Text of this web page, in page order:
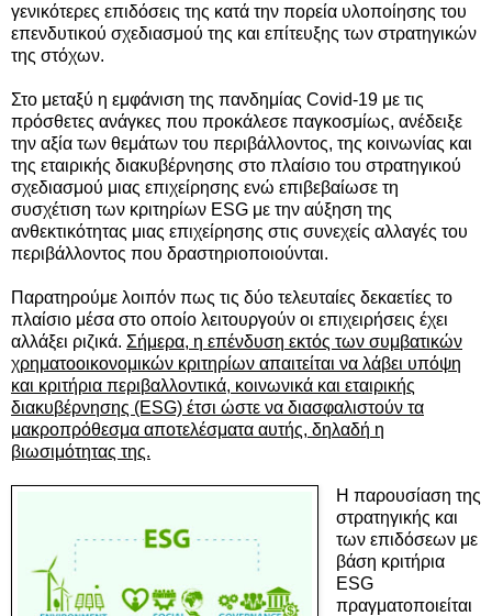
γενικότερες επιδόσεις της κατά την πορεία υλοποίησης του
επενδυτικού σχεδιασμού της και επίτευξης των στρατηγικών
της στόχων.
Στο μεταξύ η εμφάνιση της πανδημίας Covid-19 με τις
πρόσθετες ανάγκες που προκάλεσε παγκοσμίως, ανέδειξε
την αξία των θεμάτων του περιβάλλοντος, της κοινωνίας και
της εταιρικής διακυβέρνησης στο πλαίσιο του στρατηγικού
σχεδιασμού μιας επιχείρησης ενώ επιβεβαίωσε τη
συσχέτιση των κριτηρίων ESG με την αύξηση της
ανθεκτικότητας μιας επιχείρησης στις συνεχείς αλλαγές του
περιβάλλοντος που δραστηριοποιούνται.
Παρατηρούμε λοιπόν πως τις δύο τελευταίες δεκαετίες το
πλαίσιο μέσα στο οποίο λειτουργούν οι επιχειρήσεις έχει
αλλάξει ριζικά. Σήμερα, η επένδυση εκτός των συμβατικών
χρηματοοικονομικών κριτηρίων απαιτείται να λάβει υπόψη
και κριτήρια περιβαλλοντικά, κοινωνικά και εταιρικής
διακυβέρνησης (ESG) έτσι ώστε να διασφαλιστούν τα
μακροπρόθεσμα αποτελέσματα αυτής, δηλαδή η
βιωσιμότητας της.
Η παρουσίαση της
στρατηγικής και
των επιδόσεων με
βάση κριτήρια
ESG
πραγματοποιείται